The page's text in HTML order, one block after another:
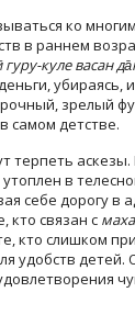
ко
в раннем
куле васан
зрелый
самом детстве.
терпеть
в
себе дорогу в
кто связан с
кто слишком
удобств